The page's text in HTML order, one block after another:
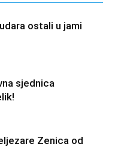
ostali u jami
sjednica
Zenica od